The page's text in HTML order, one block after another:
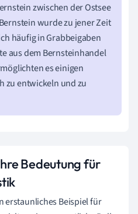
zwischen der Ostsee
wurde zu jener Zeit
häufig in Grabbeigaben
aus dem Bernsteinhandel
es einigen
zu entwickeln und zu
Bedeutung für
erstaunliches Beispiel für